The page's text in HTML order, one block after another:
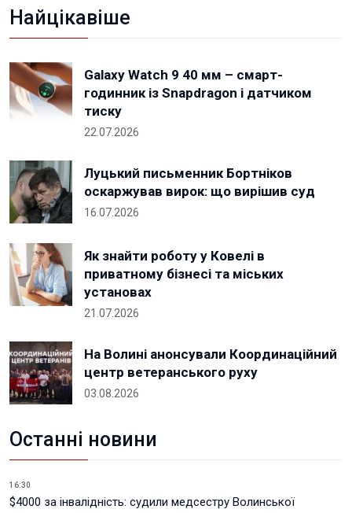
Найцікавіше
Galaxy Watch 9 40 мм – смарт-
годинник із Snapdragon і датчиком
тиску
22.07.2026
Луцький письменник Бортніков
оскаржував вирок: що вирішив суд
16.07.2026
Як знайти роботу у Ковелі в
приватному бізнесі та міських
установах
21.07.2026
На Волині анонсували Координаційний
центр ветеранського руху
03.08.2026
Останні новини
16:30
$4000 за інвалідність: судили медсестру Волинської